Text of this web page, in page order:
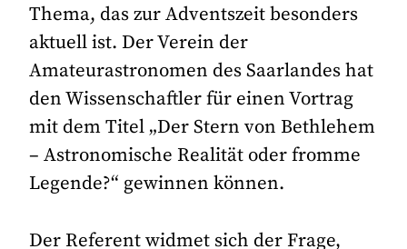
Thema, das zur Adventszeit besonders
aktuell ist. Der Verein der
Amateurastronomen des Saarlandes hat
den Wissenschaftler für einen Vortrag
mit dem Titel „Der Stern von Bethlehem
– Astronomische Realität oder fromme
Legende?“ gewinnen können.
Der Referent widmet sich der Frage,